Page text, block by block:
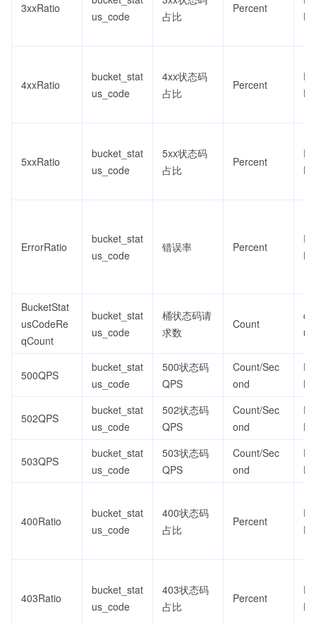
3xxRatio
us_code
占比
Percent
D
4xxRatio
bucket_stat
us_code
4xx状态码
占比
Percent
D
5xxRatio
bucket_stat
us_code
5xx状态码
占比
Percent
D
ErrorRatio
bucket_stat
us_code
错误率 Percent
D
BucketStat
usCodeRe
qCount
bucket_stat
us_code
桶状态码请
求数
Count
500QPS
bucket_stat
us_code
500状态码
QPS
Count/Sec
ond
D
502QPS
bucket_stat
us_code
502状态码
QPS
Count/Sec
ond
D
503QPS
bucket_stat
us_code
503状态码
QPS
Count/Sec
ond
D
400Ratio
bucket_stat
us_code
400状态码
占比
Percent
D
403Ratio
bucket_stat
us_code
403状态码
占比
Percent
D